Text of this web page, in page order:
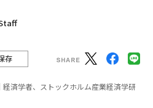
存
済学者、ストックホルム産業経済学研